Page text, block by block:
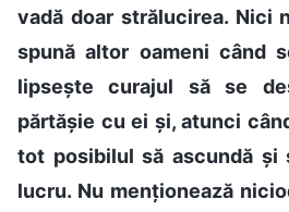
vadă doar strălucirea. Nici
spună altor oameni când
lipsește curajul să se
părtășie cu ei și, atunci
tot posibilul să ascundă și
lucru. Nu menționează